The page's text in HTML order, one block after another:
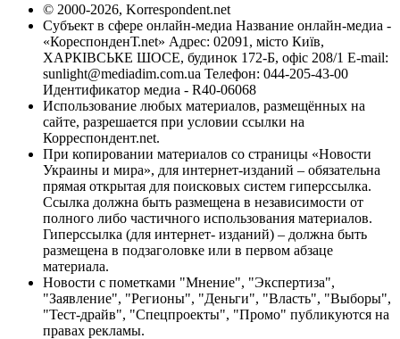
© 2000-2026, Korrespondent.net
Субъект в сфере онлайн-медиа Название онлайн-медиа -
«КореспонденТ.net» Адрес: 02091, місто Київ,
ХАРКІВСЬКЕ ШОСЕ, будинок 172-Б, офіс 208/1 E-mail:
sunlight@mediadim.com.ua Телефон: 044-205-43-00
Идентификатор медиа - R40-06068
Использование любых материалов, размещённых на
сайте, разрешается при условии ссылки на
Корреспондент.net.
При копировании материалов со страницы «Новости
Украины и мира», для интернет-изданий – обязательна
прямая открытая для поисковых систем гиперссылка.
Ссылка должна быть размещена в независимости от
полного либо частичного использования материалов.
Гиперссылка (для интернет- изданий) – должна быть
размещена в подзаголовке или в первом абзаце
материала.
Новости с пометками "Мнение", "Экспертиза",
"Заявление", "Регионы", "Деньги", "Власть", "Выборы",
"Тест-драйв", "Спецпроекты", "Промо" публикуются на
правах рекламы.